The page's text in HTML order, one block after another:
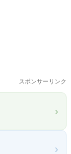
スポンサーリンク
›
›